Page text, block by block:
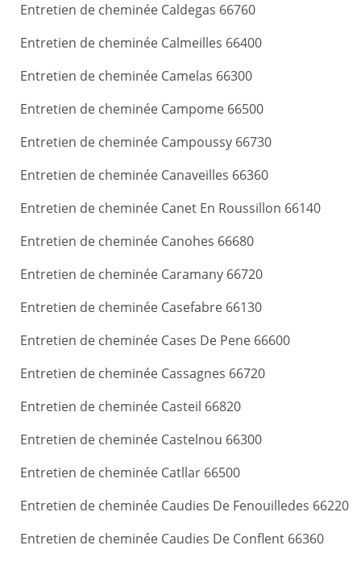
Entretien de cheminée Caldegas 66760
Entretien de cheminée Calmeilles 66400
Entretien de cheminée Camelas 66300
Entretien de cheminée Campome 66500
Entretien de cheminée Campoussy 66730
Entretien de cheminée Canaveilles 66360
Entretien de cheminée Canet En Roussillon 66140
Entretien de cheminée Canohes 66680
Entretien de cheminée Caramany 66720
Entretien de cheminée Casefabre 66130
Entretien de cheminée Cases De Pene 66600
Entretien de cheminée Cassagnes 66720
Entretien de cheminée Casteil 66820
Entretien de cheminée Castelnou 66300
Entretien de cheminée Catllar 66500
Entretien de cheminée Caudies De Fenouilledes 66220
Entretien de cheminée Caudies De Conflent 66360